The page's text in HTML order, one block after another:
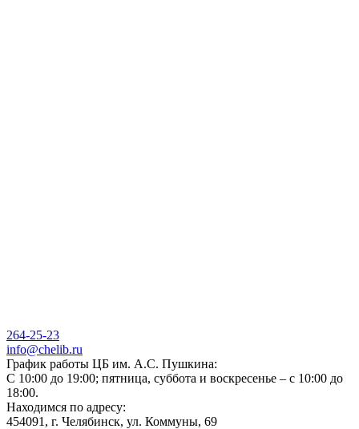
264-25-23
info@chelib.ru
График работы ЦБ им. А.С. Пушкина:
С 10:00 до 19:00; пятница, суббота и воскресенье – с 10:00 до
18:00.
Находимся по адресу:
454091, г. Челябинск, ул. Коммуны, 69